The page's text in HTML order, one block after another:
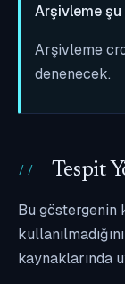
Arşivleme şu
Arşivleme
denenecek.
Tespit
Bu göstergenin
kaynaklarında